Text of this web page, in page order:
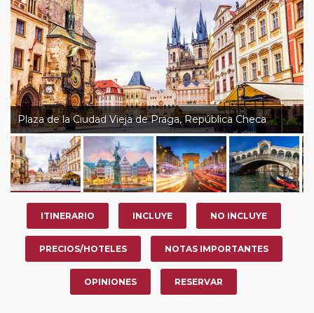
Plaza de la Ciudad Vieja de Praga, República Checa
ITINERARIO INCLUYE NO INCLUYE
PRECIOS/HOTELES NOTAS IMPORTANTES
OPINIONES RESERVAR